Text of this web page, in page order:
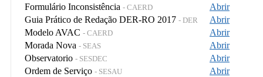
Formulário Inconsistência - CAERD
Abrir
Guia Prático de Redação DER-RO 2017 - DER
Abrir
Modelo AVAC - CAERD
Abrir
Morada Nova - SEAS
Abrir
Observatorio - SESDEC
Abrir
Ordem de Serviço - SESAU
Abrir